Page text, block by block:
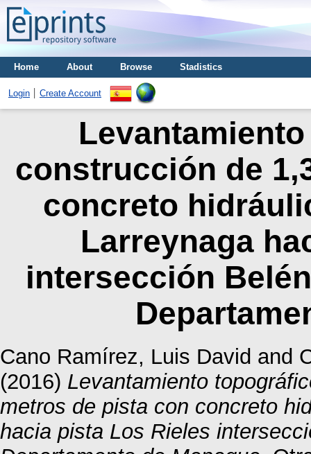
Home About Browse Stadistics
Login Create Account
construcción de
concreto
Larreynaga
intersección
Cano Ramírez, Luis David and
(2016) Levantamiento
metros de pista con concreto
hacia pista Los Rieles